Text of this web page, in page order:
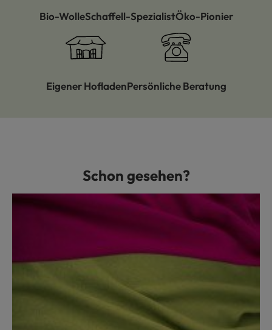
Bio-WolleSchaffell-SpezialistÖko-Pionier
Eigener HofladenPersönliche Beratung
Produktgalerie überspringenSchon gesehen?